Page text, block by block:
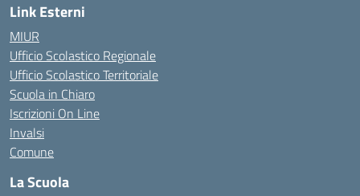
Link Esterni
MIUR
Ufficio Scolastico Regionale
Ufficio Scolastico Territoriale
Scuola in Chiaro
Iscrizioni On Line
Invalsi
Comune
La Scuola